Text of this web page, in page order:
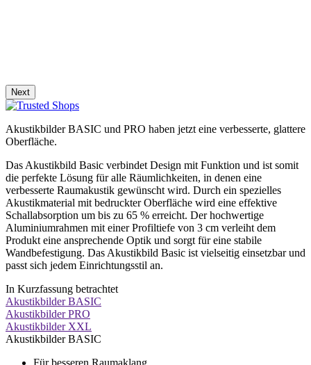
Next
Akustikbilder BASIC und PRO haben jetzt eine verbesserte, glattere
Oberfläche.
Das Akustikbild Basic verbindet Design mit Funktion und ist somit
die perfekte Lösung für alle Räumlichkeiten, in denen eine
verbesserte Raumakustik gewünscht wird. Durch ein spezielles
Akustikmaterial mit bedruckter Oberfläche wird eine effektive
Schallabsorption um bis zu 65 % erreicht. Der hochwertige
Aluminiumrahmen mit einer Profiltiefe von 3 cm verleiht dem
Produkt eine ansprechende Optik und sorgt für eine stabile
Wandbefestigung. Das Akustikbild Basic ist vielseitig einsetzbar und
passt sich jedem Einrichtungsstil an.
In Kurzfassung betrachtet
Akustikbilder BASIC
Akustikbilder PRO
Akustikbilder XXL
Akustikbilder BASIC